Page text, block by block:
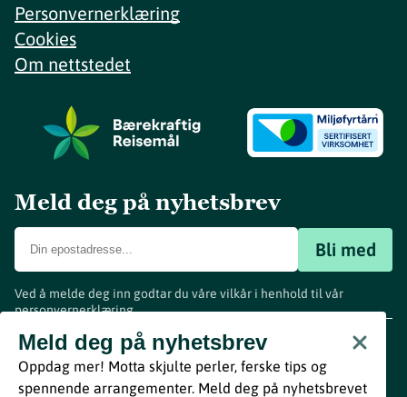
Personvernerklæring
Cookies
Om nettstedet
Meld deg på nyhetsbrev
Bli med
Ved å melde deg inn godtar du våre vilkår i henhold til vår
personvernerklæring.
Meld deg på nyhetsbrev
Oppdag mer! Motta skjulte perler, ferske tips og
spennende arrangementer. Meld deg på nyhetsbrevet
www.visitvestfold.com
Turistinformasjon
Vestfold Fylkeskommune